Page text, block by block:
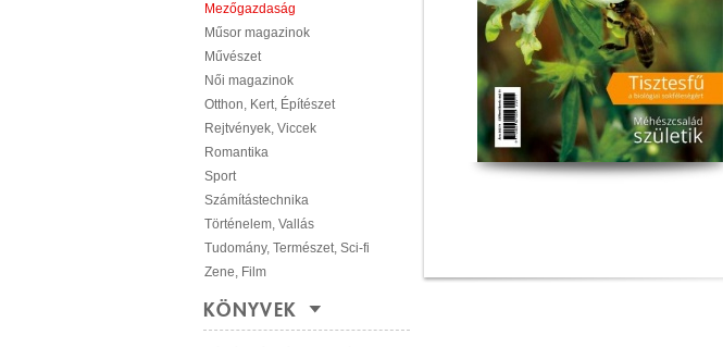
Mezőgazdaság
Műsor magazinok
Művészet
Női magazinok
Otthon, Kert, Építészet
Rejtvények, Viccek
Romantika
Sport
Számítástechnika
Történelem, Vallás
Tudomány, Természet, Sci-fi
Zene, Film
KÖNYVEK